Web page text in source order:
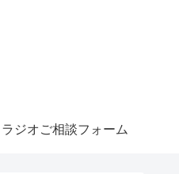
ラジオご相談フォーム